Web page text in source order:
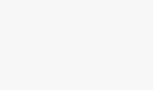
eine weitere Folge. Die Startsequenz ist 16